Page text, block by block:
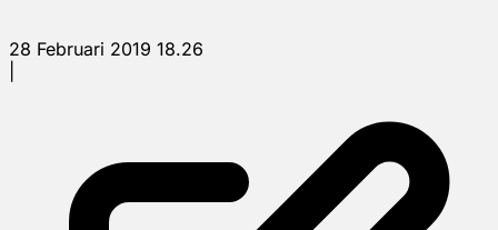
28 Februari 2019 18.26